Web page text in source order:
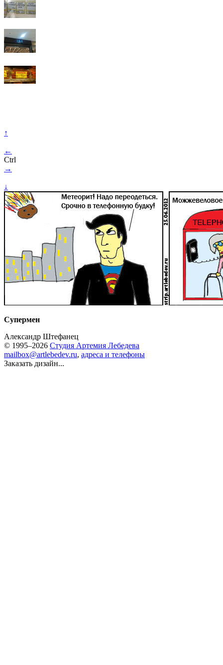
↑
←
Ctrl
→
↓
Супермен
Александр Штефанец
© 1995–2026 Студия Артемия Лебедева
mailbox@artlebedev.ru, адреса и телефоны
Заказать дизайн...